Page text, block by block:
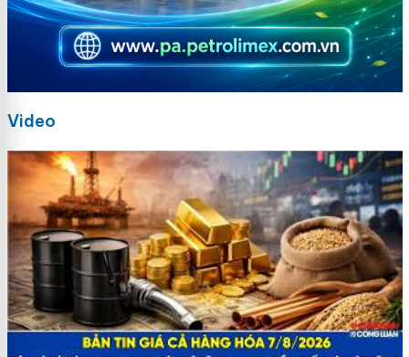
Video